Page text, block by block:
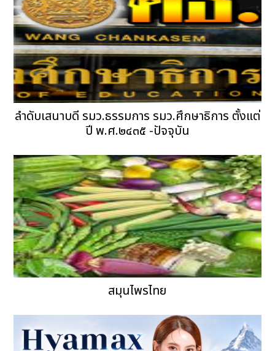
ลำดับเสนาบดี รมว.ธรรมการ รมว.ศึกษาธิการ ตั้งแต่
ปี พ.ศ.๒๔๓๕ -ปัจจุบัน
สมุนไพรไทย